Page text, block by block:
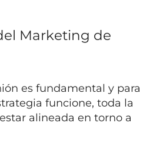
Marketing de
es fundamental y para
funcione, toda la
alineada en torno a